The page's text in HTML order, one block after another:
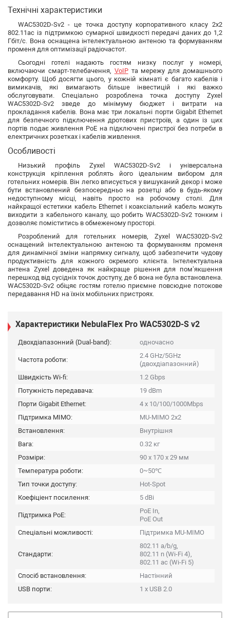
Технічні характеристики
WAC5302D-Sv2 - це точка доступу корпоративного класу 2x2
802.11ac із підтримкою сумарної швидкості передачі даних до 1,2
Гбіт/с. Вона оснащена інтелектуальною антеною та формуванням
променя для оптимізації радіочастот.
Сьогодні готелі надають гостям низку послуг у номері,
включаючи смарт-телебачення, VoIPта мережу для домашнього
комфорту. Щоб досягти цього, у кожній кімнаті є багато кабелів і
вимикачів, які вимагають більше інвестицій і які важко
обслуговувати. Спеціально розроблена точка доступу Zyxel
WAC5302D-Sv2 зведе до мінімуму бюджет і витрати на
прокладання кабелів. Вона має три локальні порти Gigabit Ethernet
для безпечного підключення дротових пристроїв, а один із цих
портів подає живлення PoE на підключені пристрої без потреби в
електричних розетках і кабелів живлення.
Особливості
Низький профіль Zyxel WAC5302D-Sv2 і універсальна
конструкція кріплення роблять його ідеальним вибором для
готельних номерів. Він легко вписується у вишуканий декор і може
бути встановлений безпосередньо на розетці або в будь-якому
недоступному місці, навіть просто на робочому столі. Для
найкращої естетики кабель Ethernet і коаксіальний кабель можуть
виходити з кабельного каналу, що робить WAC5302D-Sv2 тонким і
дозволяє поміститись в обмеженому просторі.
Розроблений для готельних номерів, Zyxel WAC5302D-Sv2
оснащений інтелектуальною антеною та формуванням променя
для динамічної зміни напрямку сигналу, щоб забезпечити чудову
продуктивність для кожного окремого клієнта. Інтелектуальна
антена Zyxel доведена як найкраще рішення для пом’якшення
перешкод від сусідніх точок доступу, де б вона не була встановлена.
WAC5302D-Sv2 обіцяє гостям готелю приємне повсюдне потокове
передавання HD на їхніх мобільних пристроях.
Характеристики NebulaFlex Pro WAC5302D-S v2
Двохдіапазонний (Dual-band): одночасно
Частота роботи:
2.4 GHz/5GHz
(двохдіапазонний)
Швидкість Wi-fi:
1.2 Gbps
Потужність передавача:
19 dBm
Порти Gigabit Ethernet:
4 x 10/100/1000Mbps
Підтримка MIMO:
MU-MIMO 2x2
Встановлення:
Внутрішня
Вага:
0.32 кг
Розміри:
90 x 170 x 29 мм
Температура роботи:
0~50℃
Тип точки доступу:
Hot-Spot
Коефіціент посилення:
5 dBi
Підтримка PoE:
PoE In,
PoE Out
Спеціальні можливості:
Підтримка MU-MIMO
Стандарти:
802.11 a/b/g,
802.11 n (Wi-Fi 4),
802.11 ac (Wi-Fi 5)
Спосіб встановлення:
Настінний
USB порти:
1 x USB 2.0